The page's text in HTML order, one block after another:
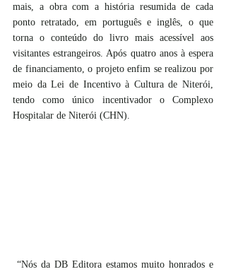
mais, a obra com a história resumida de cada
ponto retratado, em português e inglês, o que
torna o conteúdo do livro mais acessível aos
visitantes estrangeiros. Após quatro anos à espera
de financiamento, o projeto enfim se realizou por
meio da Lei de Incentivo à Cultura de Niterói,
tendo como único incentivador o Complexo
Hospitalar de Niterói (CHN).